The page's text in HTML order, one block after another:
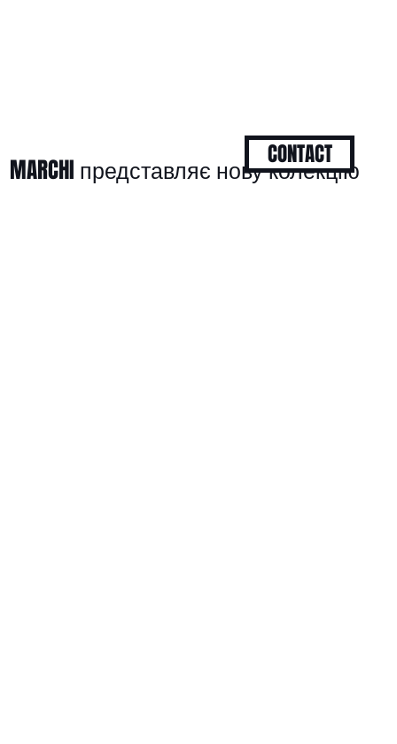
MARCHI представляє нову колекцію
CONTACT